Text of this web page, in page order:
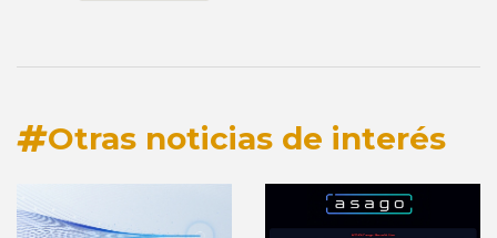
Otras noticias de interés